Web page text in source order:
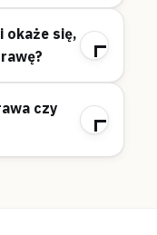
okaże się,
czy